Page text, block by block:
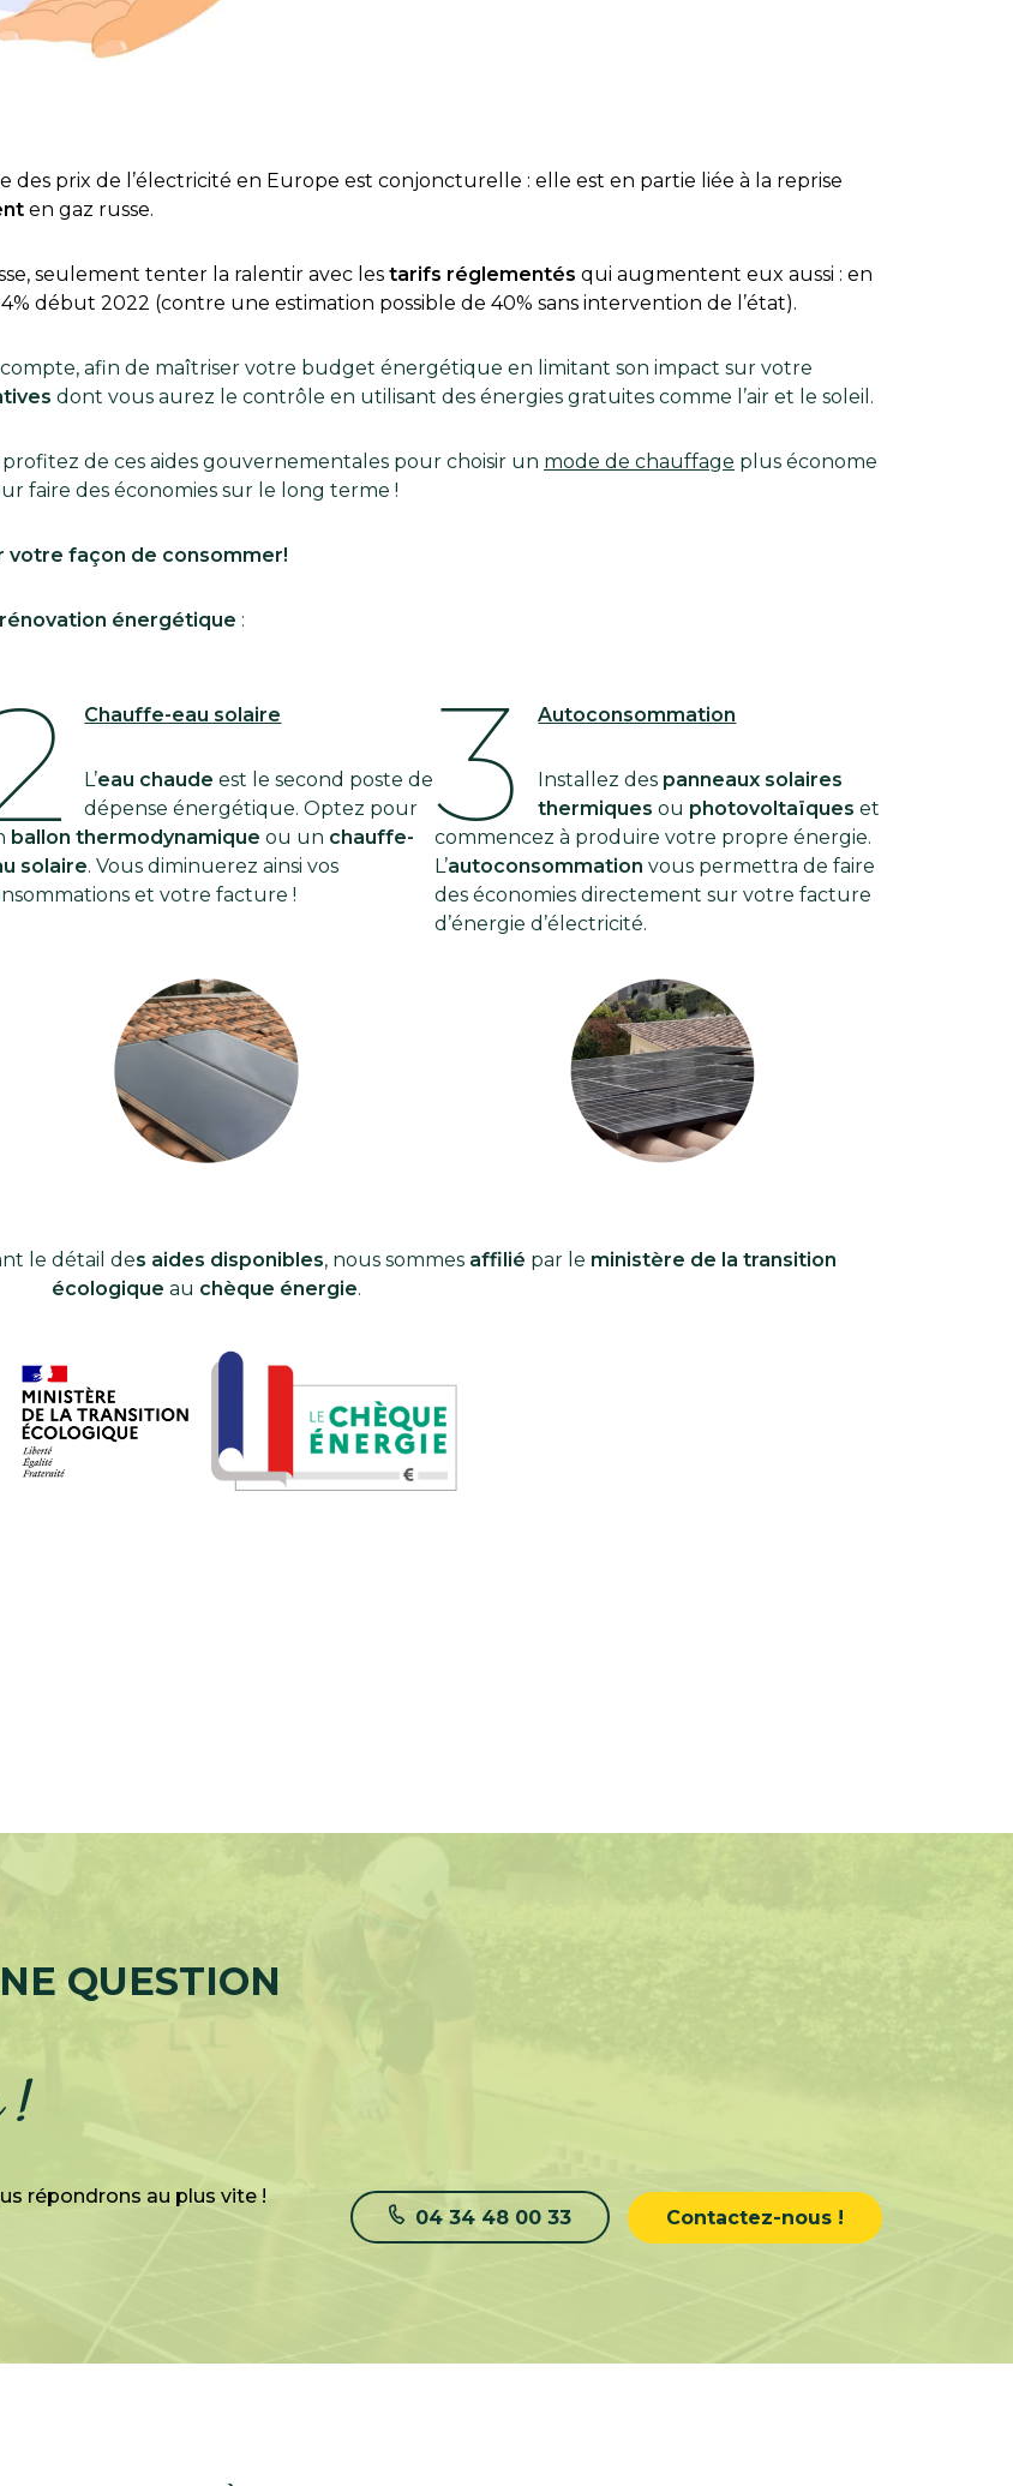
des prix de l’électricité en Europe est conjoncturelle : elle est en partie liée à la reprise
en gaz russe.
seulement tenter la ralentir avec les tarifs réglementés qui augmentent eux aussi : en
début 2022 (contre une estimation possible de 40% sans intervention de l’état).
afin de maîtriser votre budget énergétique en limitant son impact sur votre
dont vous aurez le contrôle en utilisant des énergies gratuites comme l’air et le soleil.
de ces aides gouvernementales pour choisir un mode de chauffage plus économe
faire des économies sur le long terme !
votre façon de consommer!
rénovation énergétique :
Chauffe-eau solaire
L’eau chaude est le second poste de
dépense énergétique. Optez pour
ballon thermodynamique ou un chauffe-
solaire. Vous diminuerez ainsi vos
et votre facture !
3 Autoconsommation
Installez des panneaux solaires
thermiquesou photovoltaïqueset
commencez à produire votre propre énergie.
L’autoconsommation vous permettra de faire
des économies directement sur votre facture
d’énergie d’électricité.
le détail des aides disponibles, nous sommes affilié par le ministère de la transition
écologique au chèque énergie.
QUESTION
!
répondrons au plus vite !
04 34 48 00 33
Contactez-nous !